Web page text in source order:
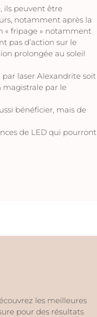
ils peuvent être
notamment après la
« fripage » notamment
pas d’action sur le
prolongée au soleil
laser Alexandrite soit
magistrale par le
bénéficier, mais de
de LED qui pourront
les meilleures
pour des résultats